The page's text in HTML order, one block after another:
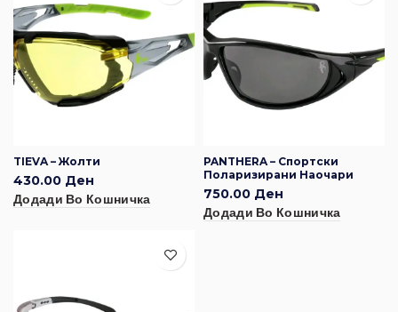
TIEVA – Жолти
430.00 Ден
Додади Во Кошничка
PANTHERA – Спортски
Поларизирани Наочари
750.00 Ден
Додади Во Кошничка